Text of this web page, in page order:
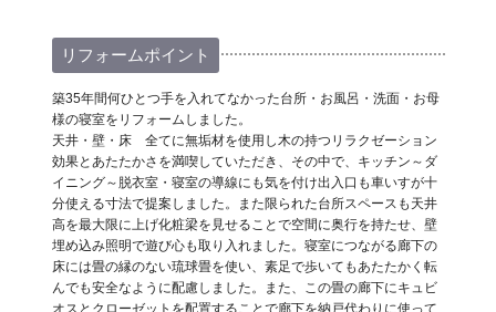
リフォームポイント
築35年間何ひとつ手を入れてなかった台所・お風呂・洗面・お母
様の寝室をリフォームしました。
天井・壁・床 全てに無垢材を使用し木の持つリラクゼーション
効果とあたたかさを満喫していただき、その中で、キッチン～ダ
イニング～脱衣室・寝室の導線にも気を付け出入口も車いすが十
分使える寸法で提案しました。また限られた台所スペースも天井
高を最大限に上げ化粧梁を見せることで空間に奥行を持たせ、壁
埋め込み照明で遊び心も取り入れました。寝室につながる廊下の
床には畳の縁のない琉球畳を使い、素足で歩いてもあたたかく転
んでも安全なように配慮しました。また、この畳の廊下にキュビ
オスとクローゼットを配置することで廊下を納戸代わりに使って